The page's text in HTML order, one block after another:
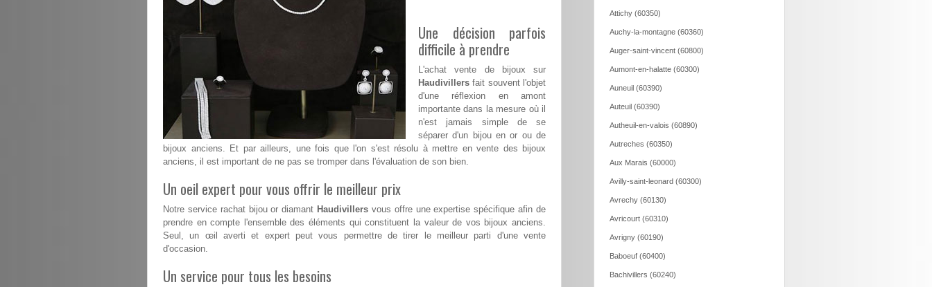
Une décision parfois
difficile à prendre
L'achat vente de bijoux sur
Haudivillers fait souvent l'objet
d'une réflexion en amont
importante dans la mesure où il
n'est jamais simple de se
séparer d'un bijou en or ou de
bijoux anciens. Et par ailleurs, une fois que l'on s'est résolu à mettre en vente des bijoux
anciens, il est important de ne pas se tromper dans l'évaluation de son bien.
Un oeil expert pour vous offrir le meilleur prix
Notre service rachat bijou or diamant Haudivillers vous offre une expertise spécifique afin de
prendre en compte l'ensemble des éléments qui constituent la valeur de vos bijoux anciens.
Seul, un œil averti et expert peut vous permettre de tirer le meilleur parti d'une vente
d'occasion.
Un service pour tous les besoins
Attichy (60350)
Auchy-la-montagne (60360)
Auger-saint-vincent (60800)
Aumont-en-halatte (60300)
Auneuil (60390)
Auteuil (60390)
Autheuil-en-valois (60890)
Autreches (60350)
Aux Marais (60000)
Avilly-saint-leonard (60300)
Avrechy (60130)
Avricourt (60310)
Avrigny (60190)
Baboeuf (60400)
Bachivillers (60240)